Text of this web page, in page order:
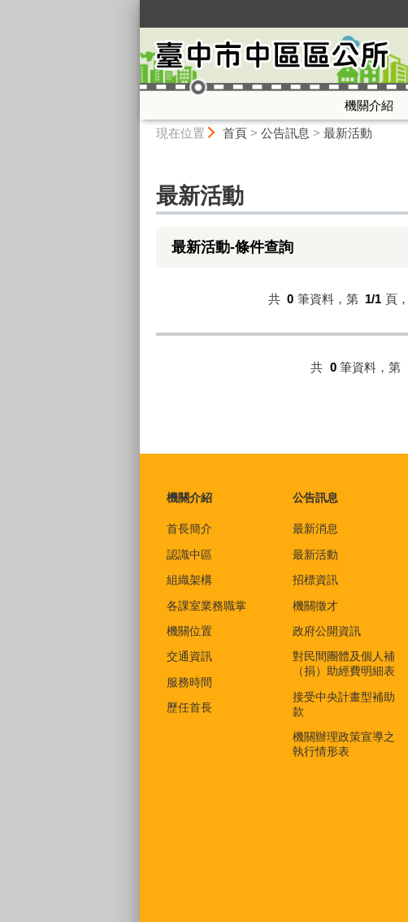
機關介紹
現在位置 首頁> 公告訊息 > 最新活動
最新活動
最新活動-條件查詢
共 0 筆資料，第 1/1 頁，
共 0 筆資料，第
機關介紹
首長簡介
認識中區
組織架構
各課室業務職掌
機關位置
交通資訊
服務時間
歷任首長
公告訊息
最新消息
最新活動
招標資訊
機關徵才
政府公開資訊
對民間團體及個人補
（捐）助經費明細表
接受中央計畫型補助
款
機關辦理政策宣導之
執行情形表